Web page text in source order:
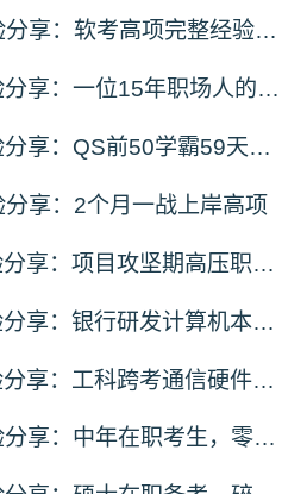
软考高项备考经验分享：软考高项完整经验教训复盘
软考高项备考经验分享：一位15年职场人的68天高项备考经验
软考高项备考经验分享：QS前50学霸59天零基础高项冲刺之路
享：2个月一战上岸高项
软考高项备考经验分享：项目攻坚期高压职场人，碎片时间突围备考
软考高项备考经验分享：银行研发计算机本硕，3个月100小时极速通关
软考高项备考经验分享：工科跨考通信硬件从业者，规划先行稳扎稳打通关
软考高项备考经验分享：中年在职考生，零基础突围备考经验